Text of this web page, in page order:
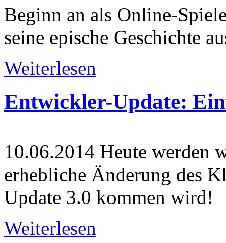
Beginn an als Online-
seine epische Geschichte
Weiterlesen
Entwickler-Update:
10.06.2014 Heute werden
erhebliche Änderung des
Update 3.0 kommen wird!
Weiterlesen